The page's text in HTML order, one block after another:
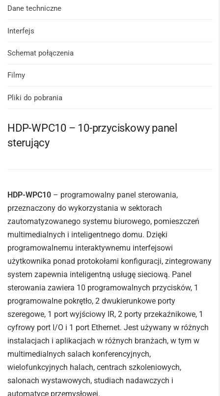
Dane techniczne
Interfejs
Schemat połączenia
Filmy
Pliki do pobrania
HDP-WPC10 – 10-przyciskowy panel
sterujący
HDP-WPC10 – programowalny panel sterowania,
przeznaczony do wykorzystania w sektorach
zautomatyzowanego systemu biurowego, pomieszczeń
multimedialnych i inteligentnego domu. Dzięki
programowalnemu interaktywnemu interfejsowi
użytkownika ponad protokołami konfiguracji, zintegrowany
system zapewnia inteligentną usługę sieciową. Panel
sterowania zawiera 10 programowalnych przycisków, 1
programowalne pokrętło, 2 dwukierunkowe porty
szeregowe, 1 port wyjściowy IR, 2 porty przekaźnikowe, 1
cyfrowy port I/O i 1 port Ethernet. Jest używany w różnych
instalacjach i aplikacjach w różnych branżach, w tym w
multimedialnych salach konferencyjnych,
wielofunkcyjnych halach, centrach szkoleniowych,
salonach wystawowych, studiach nadawczych i
automatyce przemysłowej.